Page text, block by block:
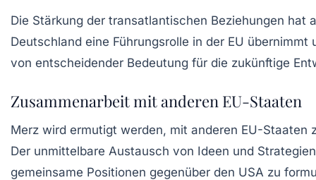
Die Stärkung der transatlantischen Beziehungen hat
Deutschland eine Führungsrolle in der EU
von entscheidender Bedeutung für die zukünftige
Zusammenarbeit mit anderen EU-Staaten
Merz wird ermutigt werden, mit anderen EU-
Der unmittelbare Austausch von Ideen und
gemeinsame Positionen gegenüber den USA zu